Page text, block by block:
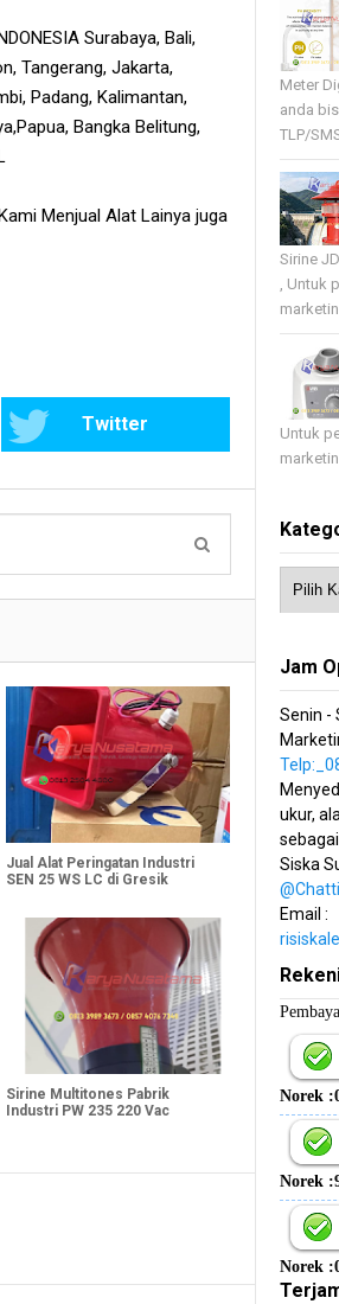
Surabaya, Bali,
Tangerang, Jakarta,
Padang, Kalimantan,
Bangka Belitung,
Menjual Alat Lainya juga
Twitter
Jual Alat Peringatan Industri
SEN 25 WS LC di Gresik
Sirine Multitones Pabrik
Industri PW 235 220 Vac
Meter
anda
TLP/
Sirine
, Untuk
Untuk
Jam
Senin -
ukur,
Siska
Email :
Norek
Norek
Norek